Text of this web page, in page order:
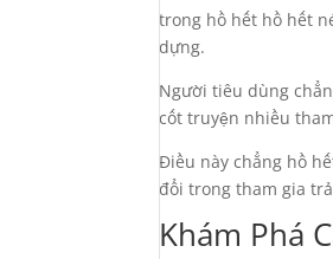
trong hồ hết hồ hết
dựng.
Người tiêu dùng
cốt truyện nhiều
Điều này chẳng hồ
đổi trong tham gia
Khám Phá